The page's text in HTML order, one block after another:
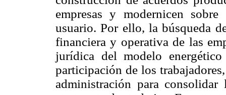
empresas y modernicen
usuario. Por ello, la búsqueda
financiera y operativa de las
jurídica del modelo
participación de los
administración para